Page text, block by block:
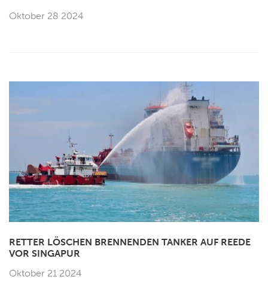
Oktober 28 2024
RETTER LÖSCHEN BRENNENDEN TANKER AUF REEDE
VOR SINGAPUR
Oktober 21 2024